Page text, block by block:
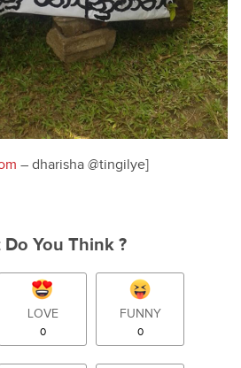
– dharisha ‏@tingilye]
Do You Think ?
LOVE
0
FUNNY
0